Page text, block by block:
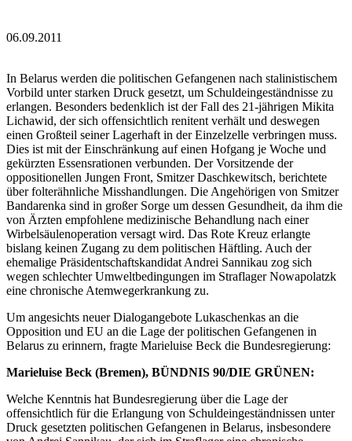
110312-bonadenko-dima.jpg
06.09.2011
110312-bonadenko-dima.jpg
In Belarus werden die politischen Gefangenen nach stalinistischem
Vorbild unter starken Druck gesetzt, um Schuldeingeständnisse zu
erlangen. Besonders bedenklich ist der Fall des 21-jährigen Mikita
Lichawid, der sich offensichtlich renitent verhält und deswegen
einen Großteil seiner Lagerhaft in der Einzelzelle verbringen muss.
Dies ist mit der Einschränkung auf einen Hofgang je Woche und
gekürzten Essensrationen verbunden. Der Vorsitzende der
oppositionellen Jungen Front, Smitzer Daschkewitsch, berichtete
über folterähnliche Misshandlungen. Die Angehörigen von Smitzer
Bandarenka sind in großer Sorge um dessen Gesundheit, da ihm die
von Ärzten empfohlene medizinische Behandlung nach einer
Wirbelsäulenoperation versagt wird. Das Rote Kreuz erlangte
bislang keinen Zugang zu dem politischen Häftling. Auch der
ehemalige Präsidentschaftskandidat Andrei Sannikau zog sich
wegen schlechter Umweltbedingungen im Straflager Nowapolatzk
eine chronische Atemwegerkrankung zu.
Um angesichts neuer Dialogangebote Lukaschenkas an die
Opposition und EU an die Lage der politischen Gefangenen in
Belarus zu erinnern, fragte Marieluise Beck die Bundesregierung:
Marieluise Beck (Bremen), BÜNDNIS 90/DIE GRÜNEN:
Welche Kenntnis hat Bundesregierung über die Lage der
offensichtlich für die Erlangung von Schuldeingeständnissen unter
Druck gesetzten politischen Gefangenen in Belarus, insbesondere